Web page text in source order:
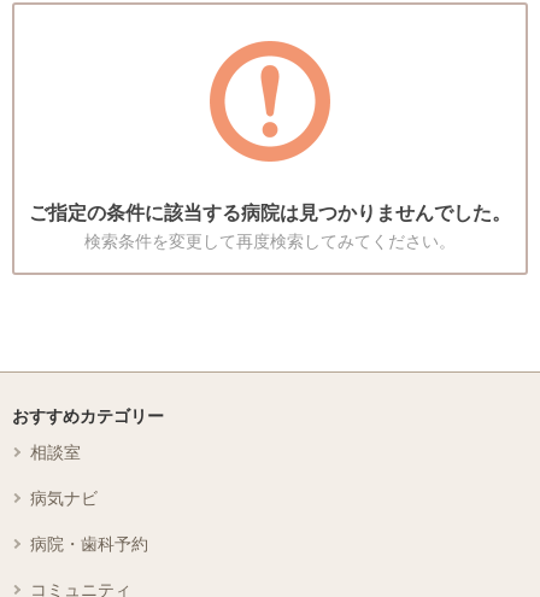
ご指定の条件に該当する病院は見つかりませんでした。
検索条件を変更して再度検索してみてください。
おすすめカテゴリー
相談室
病気ナビ
病院・歯科予約
コミュニティ